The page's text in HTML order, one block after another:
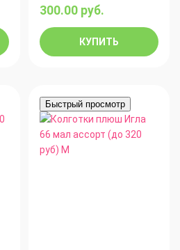
300.00 руб.
КУПИТЬ
Быстрый просмотр